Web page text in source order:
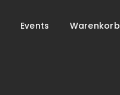
Events Warenkorb